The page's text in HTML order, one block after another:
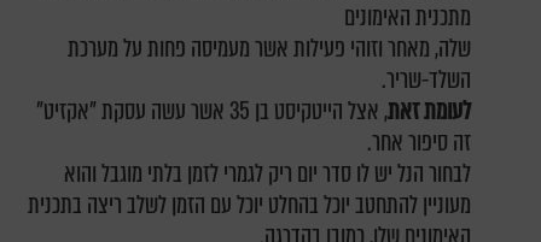
מתכנית האימונים
שלה, מאחר וזוהי פעילות אשר מעמיסה פחות על מערכת
השלד-שריר.
לעומת זאת
, אצל הייטקיסט בן 35 אשר עשה עסקת "אקזיט"
זה סיפור אחר.
לבחור הנל יש לו סדר יום ריק לגמרי לזמן בלתי מוגבל והוא
מעוניין להתחטב יוכל בהחלט יוכל עם הזמן לשלב ריצה בתכנית